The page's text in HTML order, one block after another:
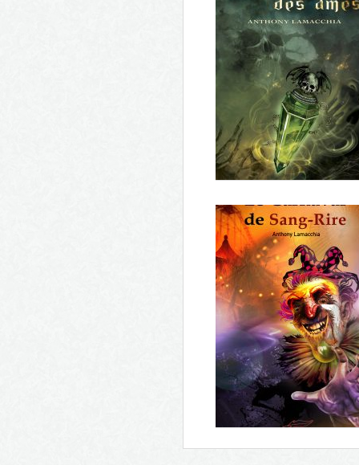
Le talisman des âmes